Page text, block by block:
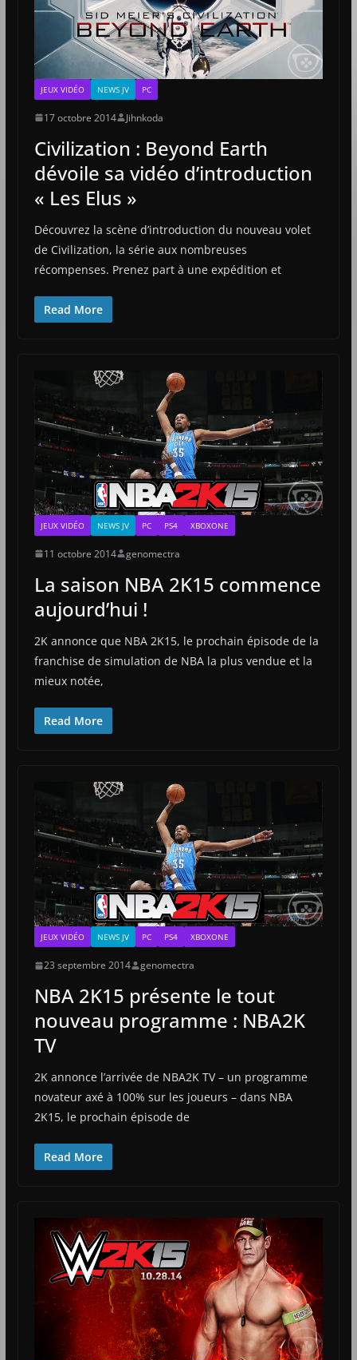
JEUX VIDÉO NEWS JV PC
17 octobre 2014 Jihnkoda
Civilization : Beyond Earth
dévoile sa vidéo d’introduction
« Les Elus »
Découvrez la scène d’introduction du nouveau volet
de Civilization, la série aux nombreuses
récompenses. Prenez part à une expédition et
Read More
JEUX VIDÉO NEWS JV PC PS4 XBOXONE
11 octobre 2014 genomectra
La saison NBA 2K15 commence
aujourd’hui !
2K annonce que NBA 2K15, le prochain épisode de la
franchise de simulation de NBA la plus vendue et la
mieux notée,
Read More
JEUX VIDÉO NEWS JV PC PS4 XBOXONE
23 septembre 2014 genomectra
NBA 2K15 présente le tout
nouveau programme : NBA2K
TV
2K annonce l’arrivée de NBA2K TV – un programme
novateur axé à 100% sur les joueurs – dans NBA
2K15, le prochain épisode de
Read More